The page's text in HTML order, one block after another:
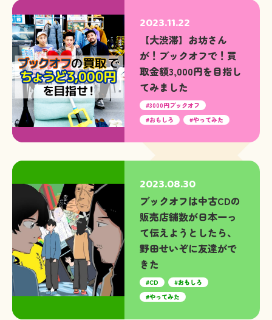
2023.11.22
【大渋滞】お坊さん
が！ブックオフで！買
取金額3,000円を目指し
てみました
3000円ブックオフ
おもしろ
やってみた
2023.08.30
ブックオフは中古CDの
販売店舗数が日本一っ
て伝えようとしたら、
野田せいぞに友達がで
きた
CD
おもしろ
やってみた